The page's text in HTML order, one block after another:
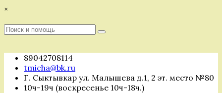
Перейти
содержимому
×
Поиск
Поиск
89042708114
tmicha@bk.ru
Г. Сыктывкар ул. Малышева д.1, 2 эт. место №80
10ч-19ч (воскресенье 10ч-18ч.)